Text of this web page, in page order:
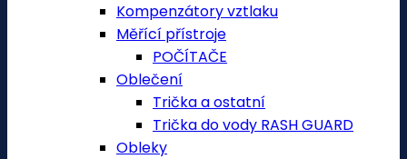
Kompenzátory vztlaku
Měřící přístroje
POČÍTAČE
Oblečení
Trička a ostatní
Trička do vody RASH GUARD
Obleky